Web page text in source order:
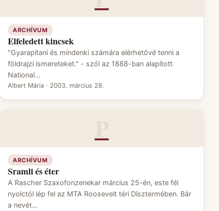
ARCHÍVUM
Elfeledett kincsek
"Gyarapítani és mindenki számára elérhetővé tenni a
földrajzi ismereteket." - szól az 1888-ban alapított
National…
Albert Mária · 2003. március 28.
ARCHÍVUM
Sramli és éter
A Rascher Szaxofonzenekar március 25-én, este fél
nyolctól lép fel az MTA Roosevelt téri Dísztermében. Bár
a nevét…